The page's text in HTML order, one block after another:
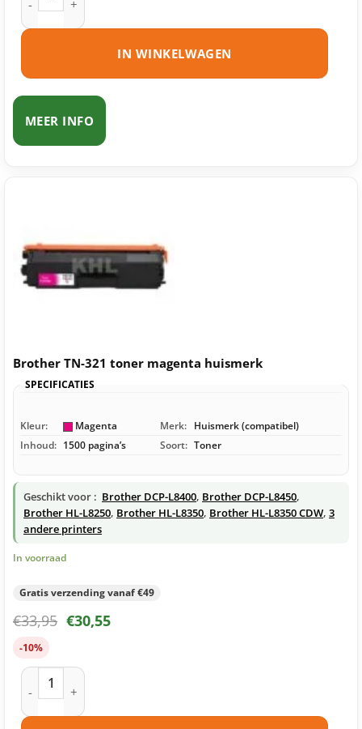
IN WINKELWAGEN
MEER INFO
Brother TN-321 toner magenta huismerk
SPECIFICATIES
Kleur: Magenta Merk: Huismerk (compatibel)
Inhoud: 1500 pagina’s Soort: Toner
Geschikt voor : Brother DCP-L8400, Brother DCP-L8450,
Brother HL-L8250, Brother HL-L8350, Brother HL-L8350 CDW, 3
andere printers
In voorraad
Gratis verzending vanaf €49
€33,95 €30,55
-10%
Brother TN-321 toner magenta huismerk aantal